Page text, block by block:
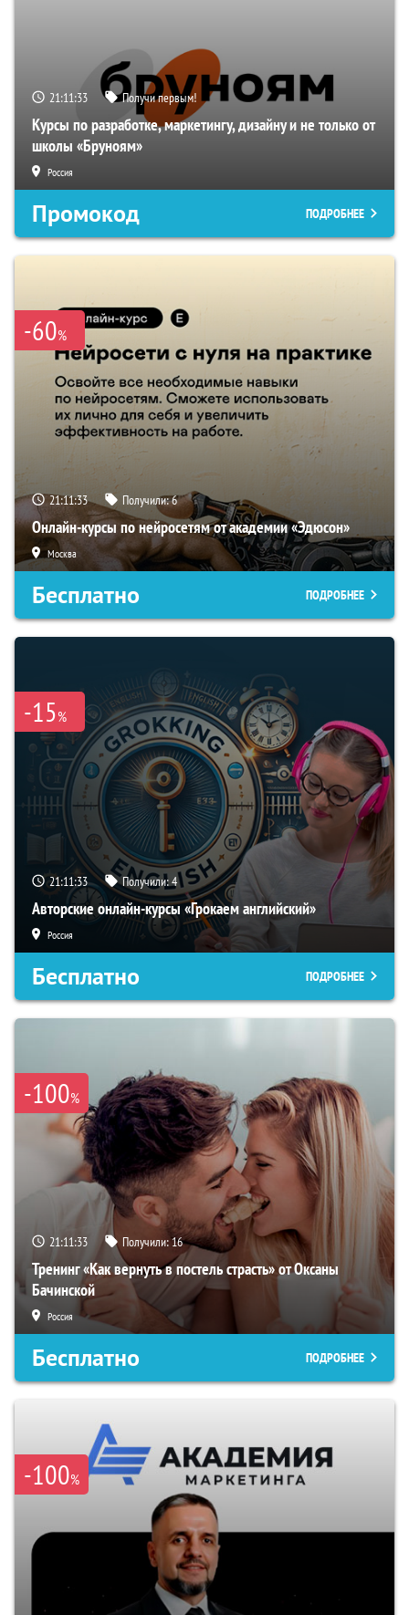
21:11:32 Получи первым!
Курсы по разработке, маркетингу, дизайну и не только от
школы «Бруноям»
Россия
Промокод ПОДРОБНЕЕ
-60%
21:11:32 Получили:6
Онлайн-курсы по нейросетям от академии «Эдюсон»
Москва
Бесплатно ПОДРОБНЕЕ
-15%
21:11:32 Получили:4
Авторские онлайн-курсы «Грокаем английский»
Россия
Бесплатно ПОДРОБНЕЕ
-100%
21:11:32 Получили:16
Тренинг «Как вернуть в постель страсть» от Оксаны
Бачинской
Россия
Бесплатно ПОДРОБНЕЕ
-100%